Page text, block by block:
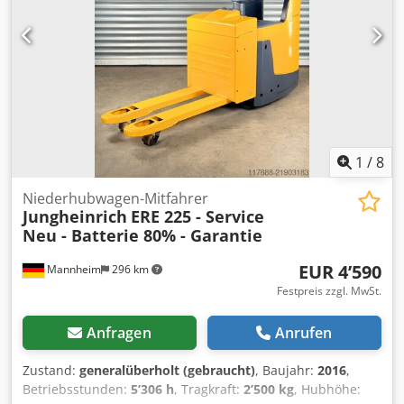
Bereifung vorne Typ: Vulkollan Bereifung vorne Grösse:
Lastrollen Vulkollan einfach Bereifung hinten Typ:
Vulkollan Bereifung hinten Grösse: Antriebsrad Vulkollan
Batterie Volt: 24V Batterie Ah: 375Ah Dcjdpjzgpbnofx Apbok
Batterie Hersteller: Jungheinrich Batterie Typ: PzS Batterie
Baujahr: 2017 Beschreibung: gewartet, technisch und
optisch aufgearbeitet, UVV-abgenommen, ohne
Gewährleistung/Sachmängelhaftung Impulssteuerung,
Initialhub, elektrische Lenkung, feste Plattform, seitliche
Batterieentnahme, Codeschloss, Stundenzähler,
Entladewächter, Batterie (06/2017) mit Aquamatik,
externes Ladegerät
1 /8
Mannheim 296 km
Niederhubwagen-Mitfahrer
Jungheinrich ERE 225 - Service
Neu - Batterie 80% - Garantie
EUR 4’590
Festpreis zzgl. MwSt.
Anfragen Anrufen
Zustand: generalüberholt (gebraucht), Baujahr: 2016,
Betriebsstunden: 5’306 h, Tragkraft: 2’500 kg, Hubhöhe: